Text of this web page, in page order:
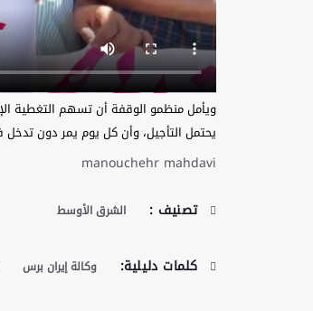
ويأمل منظمو الوقفة أن تسهم التغطية
يحتمل التأجيل، وأن كل يوم يمر دون تدخل
manouchehr mahdavi
تصنيف :
الشرق الأوسط
كلمات دليلية: وكالة إيران برس